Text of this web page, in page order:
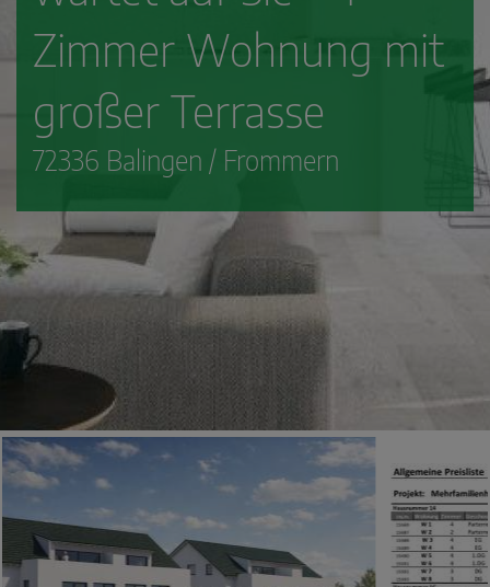
Zimmer Wohnung mit
großer Terrasse
72336 Balingen / Frommern